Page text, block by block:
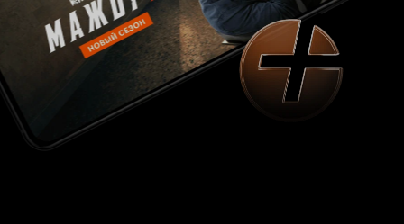
проблема. А какая семья лишена этого? У кого-
то их больше, у кого-то меньше. Решают люди
вопросы... Кто как... И здесь мы видим это
самое 'решение'. Только холодное спокойствие
для 'успеха', эмоциям места нет. Иначе крах,
иначе всё наперекосяк... Нестандартный
'ужастик' застревает в голове. И не отпускает. К
нему вновь и вновь возвращаешься мыслями.
Зацепил, однако... Экая 'вещица'...